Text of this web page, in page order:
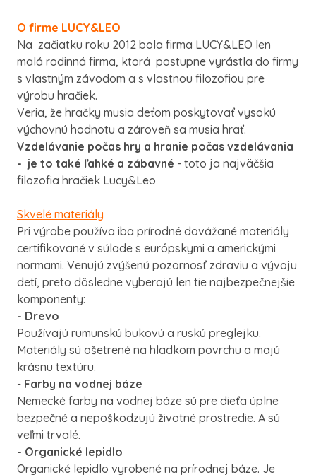
O firme LUCY&LEO
Na začiatku roku 2012 bola firma LUCY&LEO len
malá rodinná firma, ktorá postupne vyrástla do firmy
s vlastným závodom a s vlastnou filozofiou pre
výrobu hračiek.
Veria, že hračky musia deťom poskytovať vysokú
výchovnú hodnotu a zároveň sa musia hrať.
Vzdelávanie počas hry a hranie počas vzdelávania
- je to také ľahké a zábavné - toto ja najväčšia
filozofia hračiek Lucy&Leo
Skvelé materiály
Pri výrobe používa iba prírodné dovážané materiály
certifikované v súlade s európskymi a americkými
normami. Venujú zvýšenú pozornosť zdraviu a vývoju
detí, preto dôsledne vyberajú len tie najbezpečnejšie
komponenty:
- Drevo
Používajú rumunskú bukovú a ruskú preglejku.
Materiály sú ošetrené na hladkom povrchu a majú
krásnu textúru.
- Farby na vodnej báze
Nemecké farby na vodnej báze sú pre dieťa úplne
bezpečné a nepoškodzujú životné prostredie. A sú
veľmi trvalé.
- Organické lepidlo
Organické lepidlo vyrobené na prírodnej báze. Je